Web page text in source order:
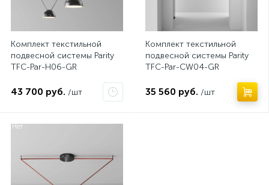
Комплект текстильной
подвесной системы Parity
TFC-Par-H06-GR
43 700 руб. /шт
Комплект текстильной
подвесной системы Parity
TFC-Par-CW04-GR
35 560 руб. /шт
Нет